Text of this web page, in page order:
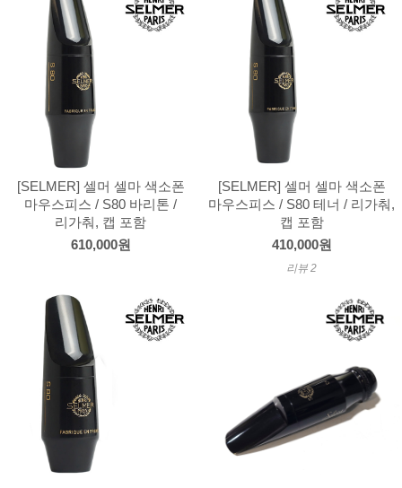
[SELMER] 셀머 셀마 색소폰
마우스피스 / S80 바리톤 /
리가춰, 캡 포함
610,000원
[SELMER] 셀머 셀마 색소폰
마우스피스 / S80 테너 / 리가춰,
캡 포함
410,000원
리뷰 2